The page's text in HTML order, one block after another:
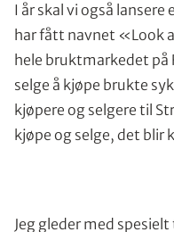
I år skal vi også
har fått navnet «Look
hele bruktmarkedet på
selge å kjøpe brukte
kjøpere og selgere til
kjøpe og selge, det blir
Jeg gleder med